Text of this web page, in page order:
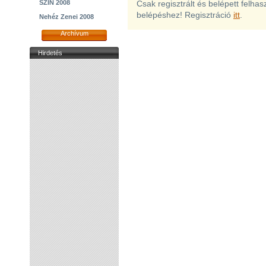
SZIN 2008
Nehéz Zenei 2008
Archívum
Hirdetés
Csak regisztrált és belépett
belépéshez! Regisztráció itt